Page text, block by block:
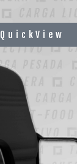
QuickView